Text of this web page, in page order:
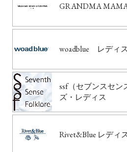
GRANDMA
woadblue レディス
ssf（セブンスセ
ズ・レディス
Rivet&Blue レディ